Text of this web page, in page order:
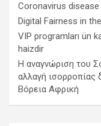
Coronavirus disease
Digital Fairness in
VIP programları ün
haizdir
Η αναγνώριση του
αλλαγή
Βόρεια Αφρική